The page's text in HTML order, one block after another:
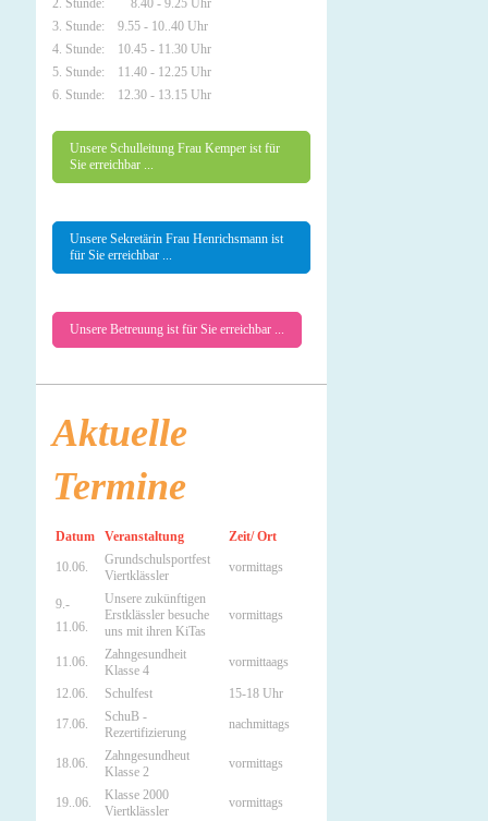
2. Stunde: 8.40 - 9.25 Uhr
3. Stunde: 9.55 - 10..40 Uhr
4. Stunde: 10.45 - 11.30 Uhr
5. Stunde: 11.40 - 12.25 Uhr
6. Stunde: 12.30 - 13.15 Uhr
Unsere Schulleitung Frau Kemper ist für
Sie erreichbar ...
Unsere Sekretärin Frau Henrichsmann ist
für Sie erreichbar ...
Unsere Betreuung ist für Sie erreichbar ...
Aktuelle
Termine
Datum Veranstaltung Zeit/ Ort
10.06.
Grundschulsportfest
Viertklässler
vormittags
9.-
11.06.
Unsere zukünftigen
Erstklässler besuche
uns mit ihren KiTas
vormittags
11.06.
Zahngesundheit
Klasse 4
vormittaags
12.06. Schulfest 15-18 Uhr
17.06.
SchuB -
Rezertifizierung
nachmittags
18.06.
Zahngesundheut
Klasse 2
vormittags
19..06.
Klasse 2000
Viertklässler
vormittags